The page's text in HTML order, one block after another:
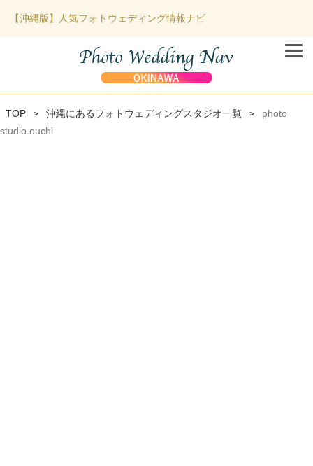
【沖縄版】人気フォトウェディング情報ナビ
TOP > 沖縄にあるフォトウェディングスタジオ一覧 >
photo
studio ouchi